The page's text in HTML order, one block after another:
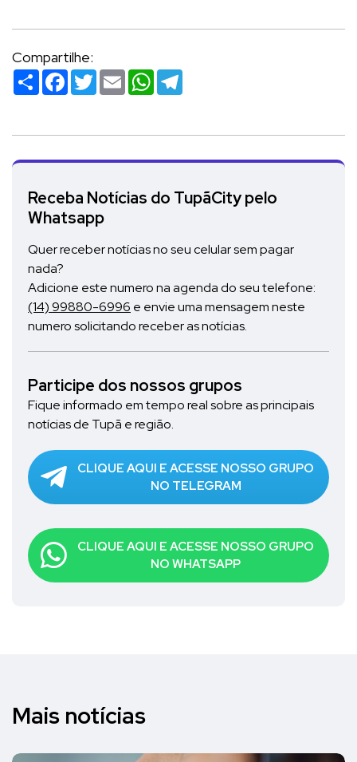
Compartilhe:
Compartilhar
Facebook
TwitterEmailWhatsApp
Receba Notícias do TupãCity pelo
Whatsapp
Quer receber notícias no seu celular sem pagar
nada?
Adicione este numero na agenda do seu telefone:
(14) 99880-6996 e envie uma mensagem neste
numero solicitando receber as notícias.
Participe dos nossos grupos
Fique informado em tempo real sobre as principais
notícias de Tupã e região.
CLIQUE AQUI E ACESSE NOSSO GRUPO
NO TELEGRAM
CLIQUE AQUI E ACESSE NOSSO GRUPO
NO WHATSAPP
Mais notícias